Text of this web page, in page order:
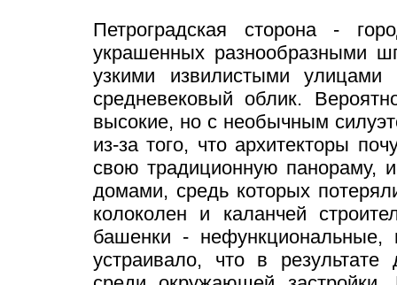
Петроградская сторона -
украшенных разнообразными
узкими извилистыми
средневековый облик.
высокие, но с необычным
из-за того, что архитекторы
свою традиционную панораму,
домами, средь которых
колоколен и каланчей
башенки - нефункциональные,
устраивало, что в